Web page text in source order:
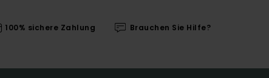
100% sichere Zahlung Brauchen Sie Hilfe?